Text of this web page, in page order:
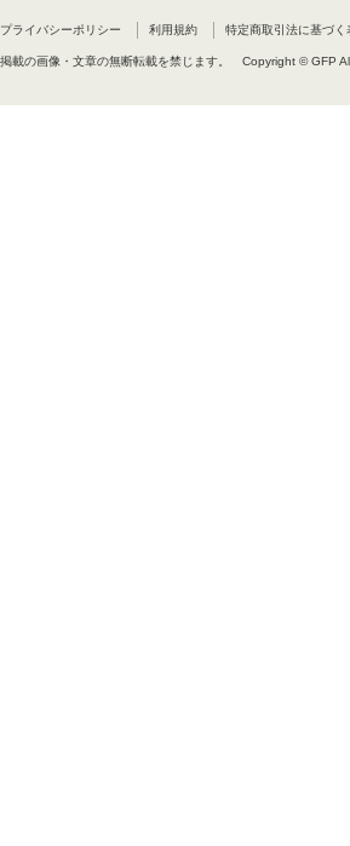
プライバシーポリシー 利用規約 特定商取引法に基づく
掲載の画像・文章の無断転載を禁じます。 Copyright © GFP